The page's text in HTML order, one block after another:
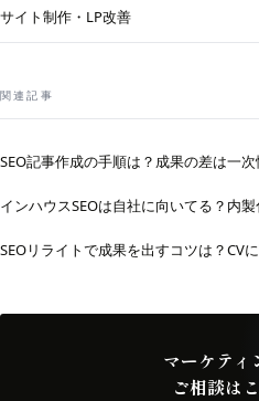
サイト制作・LP改善
関連記事
SEO記事作成の手順は？成果の差は一
インハウスSEOは自社に向いてる？内
SEOリライトで成果を出すコツは？CV
マーケティ
ご相談は